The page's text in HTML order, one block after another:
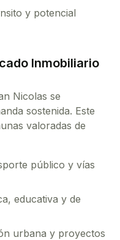
y potencial
Inmobiliario
Nicolas se
sostenida. Este
valoradas de
público y vías
educativa y de
urbana y proyectos